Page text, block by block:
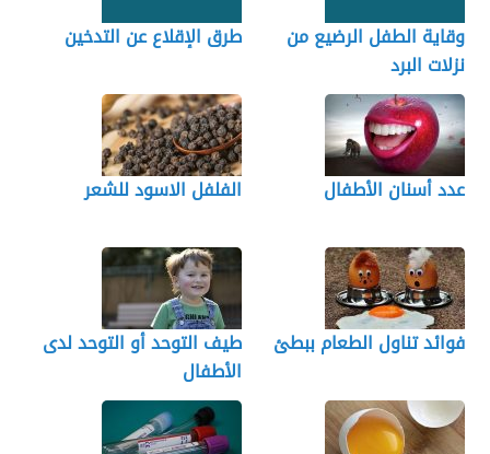
وقاية الطفل الرضيع من
نزلات البرد
طرق الإقلاع عن التدخين
عدد أسنان الأطفال الفلفل الاسود للشعر
فوائد تناول الطعام ببطئ
طيف التوحد أو التوحد لدى
الأطفال